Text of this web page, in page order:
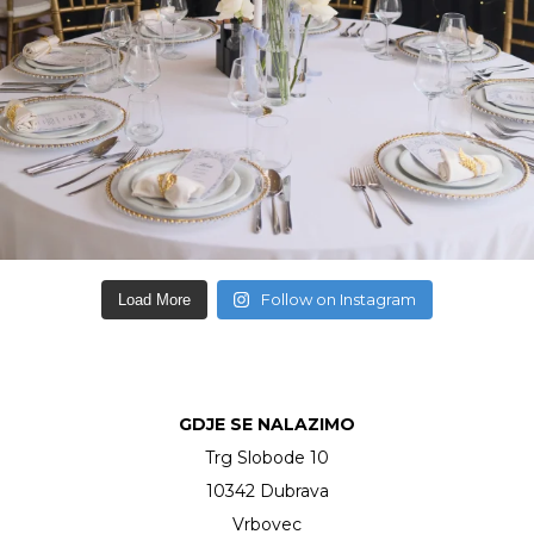
Load More Follow on Instagram
GDJE SE NALAZIMO
Trg Slobode 10
10342 Dubrava
Vrbovec